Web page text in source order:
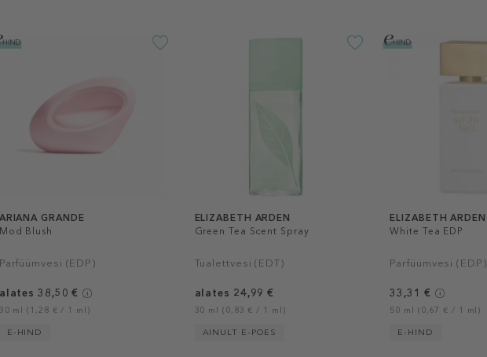
ARIANA GRANDE
Mod Blush
Parfüümvesi (EDP)
alates 38,50 €
30 ml (1,28 € / 1 ml)
E-HIND
ELIZABETH ARDEN
Green Tea Scent Spray
Tualettvesi (EDT)
alates 24,99 €
30 ml (0,83 € / 1 ml)
AINULT E-POES
ELIZABETH ARDEN
White Tea EDP
Parfüümvesi (EDP)
33,31 €
50 ml (0,67 € / 1 ml)
E-HIND